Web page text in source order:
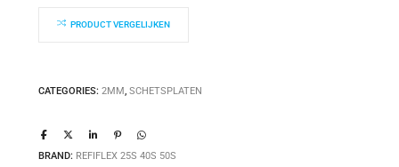
PRODUCT VERGELIJKEN
CATEGORIES: 2MM, SCHETSPLATEN
BRAND: REFIFLEX 25S 40S 50S